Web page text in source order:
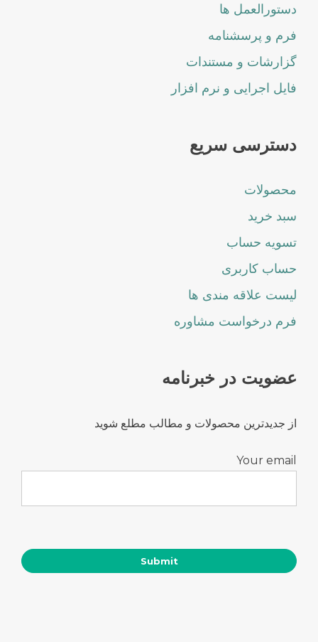
دستورالعمل ها
فرم و پرسشنامه
گزارشات و مستندات
فایل اجرایی و نرم افزار
دسترسی سریع
محصولات
سبد خرید
تسویه حساب
حساب کاربری
لیست علاقه مندی ها
فرم درخواست مشاوره
عضویت در خبرنامه
از جدیدترین محصولات و مطالب مطلع شوید
Your email